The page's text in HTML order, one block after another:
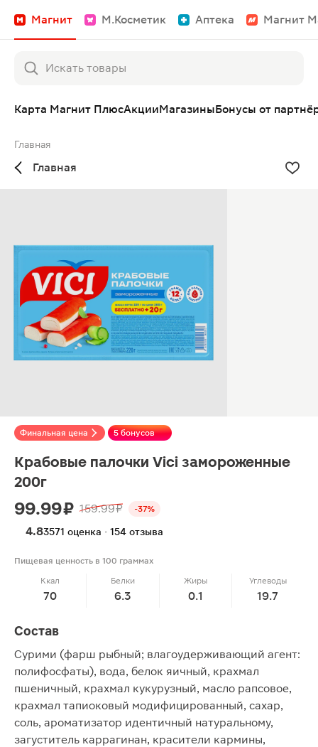
Магнит М.Косметик Аптека Магнит
Карта Магнит ПлюсАкцииМагазиныБонусы от
Главная
Главная
Финальная цена 5 бонусов
Крабовые палочки Vici замороженные
200г
99.99 ₽ 159.99 ₽ -37%
4.83571 оценка · 154 отзыва
Пищевая ценность в 100 граммах
Ккал
70
Белки
6.3
Жиры
0.1
Углеводы
19.7
Состав
Сурими (фарш рыбный; влагоудерживающий агент:
полифосфаты), вода, белок яичный, крахмал
пшеничный, крахмал кукурузный, масло рапсовое,
крахмал тапиоковый модифицированный, сахар,
соль, ароматизатор идентичный натуральному,
загуститель каррагинан, красители кармины,